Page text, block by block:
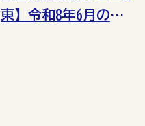
東】令和8年6月の講